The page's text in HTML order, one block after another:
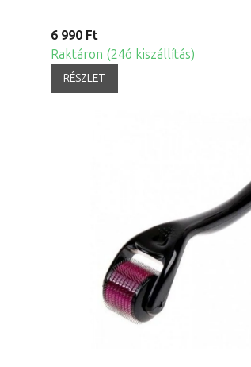
6 990 Ft
Raktáron (24ó kiszállítás)
RÉSZLET